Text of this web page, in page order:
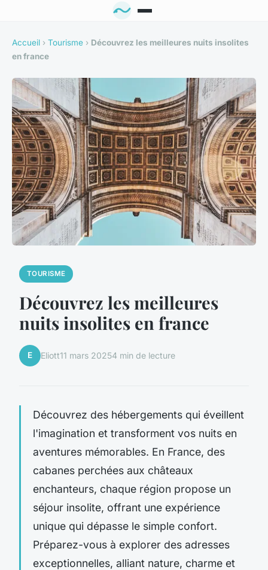
Accueil › Tourisme › Découvrez les meilleures nuits insolites
en france
TOURISME
Découvrez les meilleures
nuits insolites en france
E Eliott11 mars 20254 min de lecture
Découvrez des hébergements qui éveillent
l'imagination et transforment vos nuits en
aventures mémorables. En France, des
cabanes perchées aux châteaux
enchanteurs, chaque région propose un
séjour insolite, offrant une expérience
unique qui dépasse le simple confort.
Préparez-vous à explorer des adresses
exceptionnelles, alliant nature, charme et